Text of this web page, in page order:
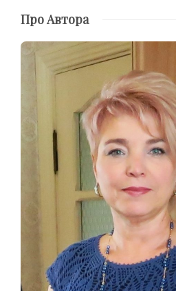
Про Автора